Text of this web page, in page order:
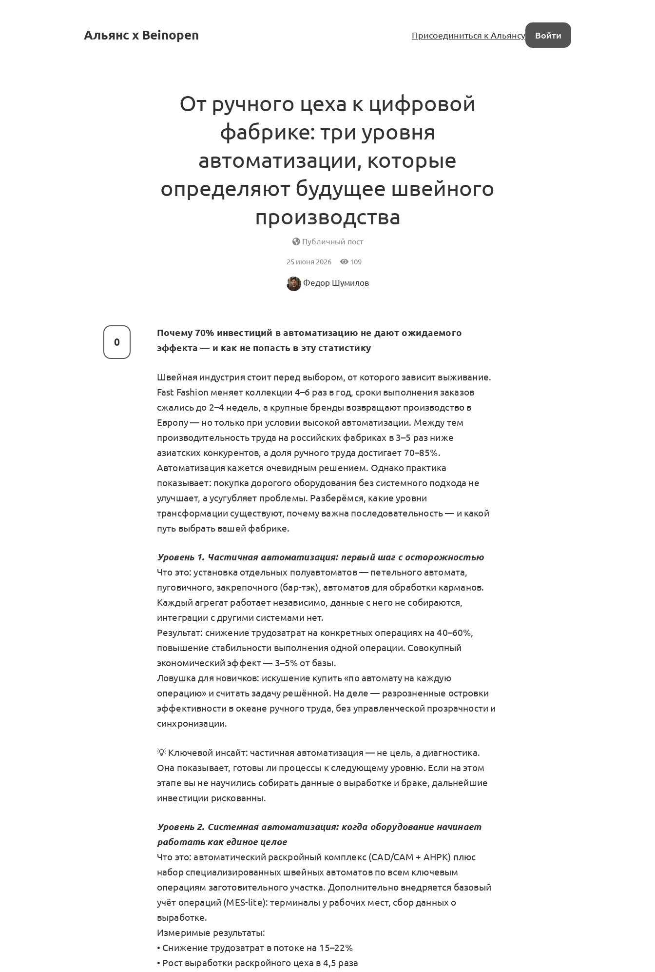
Альянс x Beinopen Присоединиться к Альянсу Войти
От ручного цеха к цифровой
фабрике: три уровня
автоматизации, которые
определяют будущее швейного
производства
Публичный пост
25 июня 2026 109
Федор Шумилов
0
Почему 70% инвестиций в автоматизацию не дают ожидаемого
эффекта — и как не попасть в эту статистику
Швейная индустрия стоит перед выбором, от которого зависит выживание.
Fast Fashion меняет коллекции 4–6 раз в год, сроки выполнения заказов
сжались до 2–4 недель, а крупные бренды возвращают производство в
Европу — но только при условии высокой автоматизации. Между тем
производительность труда на российских фабриках в 3–5 раз ниже
азиатских конкурентов, а доля ручного труда достигает 70–85%.
Автоматизация кажется очевидным решением. Однако практика
показывает: покупка дорогого оборудования без системного подхода не
улучшает, а усугубляет проблемы. Разберёмся, какие уровни
трансформации существуют, почему важна последовательность — и какой
путь выбрать вашей фабрике.
Уровень 1. Частичная автоматизация: первый шаг с осторожностью
Что это: установка отдельных полуавтоматов — петельного автомата,
пуговичного, закрепочного (бар-тэк), автоматов для обработки карманов.
Каждый агрегат работает независимо, данные с него не собираются,
интеграции с другими системами нет.
Результат: снижение трудозатрат на конкретных операциях на 40–60%,
повышение стабильности выполнения одной операции. Совокупный
экономический эффект — 3–5% от базы.
Ловушка для новичков: искушение купить «по автомату на каждую
операцию» и считать задачу решённой. На деле — разрозненные островки
эффективности в океане ручного труда, без управленческой прозрачности и
синхронизации.
💡 Ключевой инсайт: частичная автоматизация — не цель, а диагностика.
Она показывает, готовы ли процессы к следующему уровню. Если на этом
этапе вы не научились собирать данные о выработке и браке, дальнейшие
инвестиции рискованны.
Уровень 2. Системная автоматизация: когда оборудование начинает
работать как единое целое
Что это: автоматический раскройный комплекс (CAD/CAM + АНРК) плюс
набор специализированных швейных автоматов по всем ключевым
операциям заготовительного участка. Дополнительно внедряется базовый
учёт операций (MES-lite): терминалы у рабочих мест, сбор данных о
выработке.
Измеримые результаты:
• Снижение трудозатрат в потоке на 15–22%
• Рост выработки раскройного цеха в 4,5 раза